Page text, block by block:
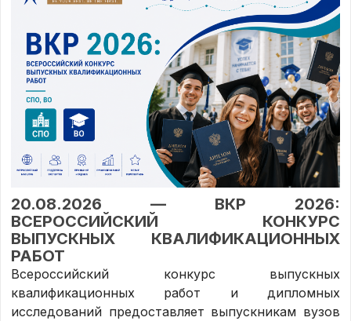
20.08.2026 — ВКР 2026:
ВСЕРОССИЙСКИЙ КОНКУРС
ВЫПУСКНЫХ КВАЛИФИКАЦИОННЫХ
РАБОТ
Всероссийский конкурс выпускных
квалификационных работ и дипломных
исследований предоставляет выпускникам вузов